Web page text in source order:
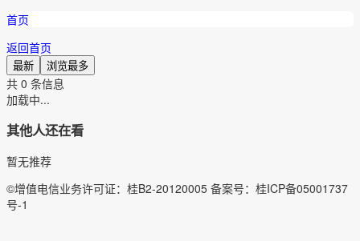
首页
返回首页
最新 浏览最多
共 0 条信息
加载中...
其他人还在看
暂无推荐
©增值电信业务许可证：桂B2-20120005 备案号：桂ICP备05001737
号-1